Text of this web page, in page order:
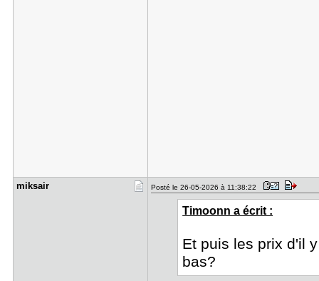
miksair Posté le 26-05-2026 à 11:38:22
Timoonn a écrit :
Et puis les prix d'il
bas?